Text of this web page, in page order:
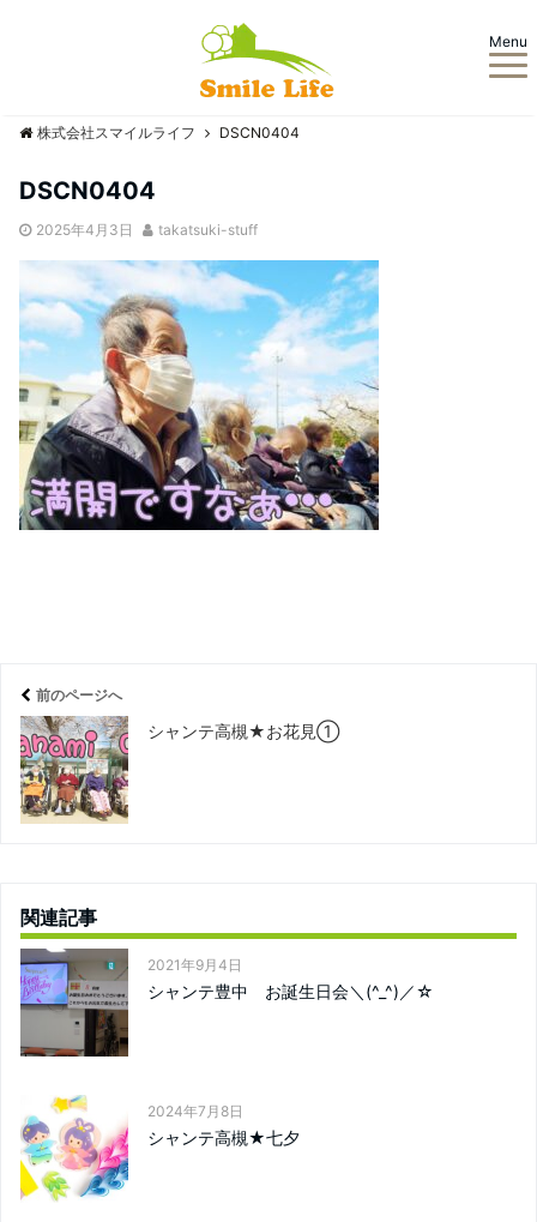
Menu
株式会社スマイルライフ DSCN0404
DSCN0404
2025年4月3日 takatsuki-stuff
前のページへ
シャンテ高槻★お花見①
関連記事
2021年9月4日
シャンテ豊中 お誕生日会＼(^_^)／☆
2024年7月8日
シャンテ高槻★七夕